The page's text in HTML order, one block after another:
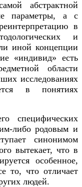
абстрактной
параметры, а с
в
и
иной концепции
«индивид» есть
области
исследованиях
в понятиях
специфических
либо родовым и
синонимом
вытекает, что в
особенное,
то, что отличает
людей.